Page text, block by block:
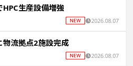
生産設備増強
2026.08.07
物流拠点2施設完成
2026.08.07